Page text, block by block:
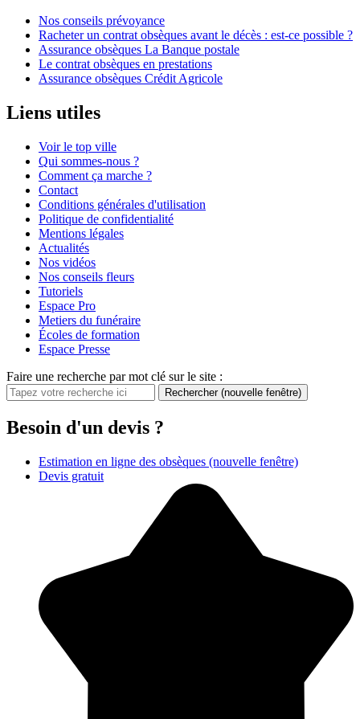
Nos conseils prévoyance
Racheter un contrat obsèques avant le décès : est-ce possible ?
Assurance obsèques La Banque postale
Le contrat obsèques en prestations
Assurance obsèques Crédit Agricole
Liens utiles
Voir le top ville
Qui sommes-nous ?
Comment ça marche ?
Contact
Conditions générales d'utilisation
Politique de confidentialité
Mentions légales
Actualités
Nos vidéos
Nos conseils fleurs
Tutoriels
Espace Pro
Metiers du funéraire
Écoles de formation
Espace Presse
Faire une recherche par mot clé sur le site :
Rechercher (nouvelle fenêtre)
Besoin d'un devis ?
Estimation en ligne des obsèques (nouvelle fenêtre)
Devis gratuit